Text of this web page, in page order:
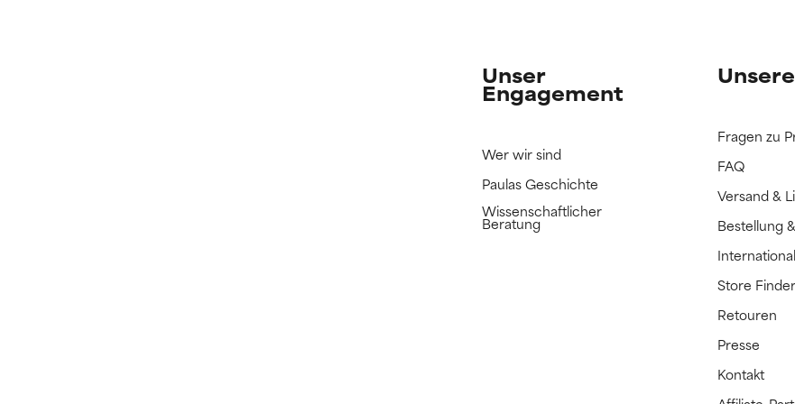
Unser
Engagement
Wer wir sind
Paulas Geschichte
Wissenschaftlicher
Beratung
Fragen zu
FAQ
Versand &
Bestellung
Store Finder
Retouren
Presse
Kontakt